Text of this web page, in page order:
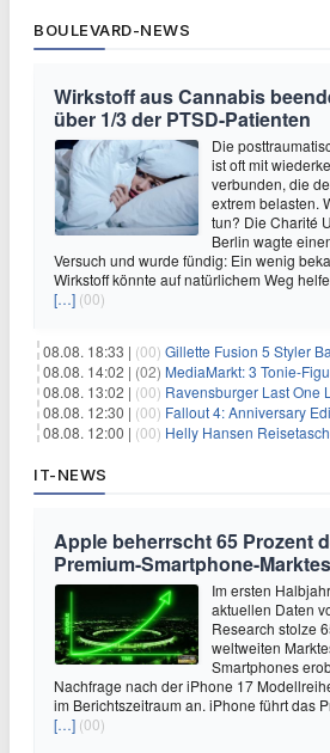
BOULEVARD-NEWS
Wirkstoff aus Cannabis
über 1/3 der PTSD-Patienten
Die
ist oft mit
verbunden, die
extrem belasten.
tun? Die Charité
Berlin wagte
Versuch und wurde fündig: Ein wenig
Wirkstoff könnte auf natürlichem Weg
[…] (00)
08.08. 18:33 | (00) Gillette Fusion 5 Styler
08.08. 14:02 | (02) MediaMarkt: 3 Tonie-
08.08. 13:02 | (00) Ravensburger Last One
08.08. 12:30 | (00) Fallout 4: Anniversary
08.08. 12:00 | (00) Helly Hansen Reisetasche
IT-NEWS
Apple beherrscht 65 Prozent
Premium-Smartphone-Marktes
Im ersten
aktuellen Daten
Research stolze
weltweiten
Smartphones
Nachfrage nach der iPhone 17
im Berichtszeitraum an. iPhone führt das
[…] (00)